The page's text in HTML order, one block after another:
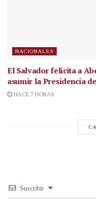
NACIONALES
El Salvador felicita a
asumir la Presidencia
HACE 7 HORAS
Suscribir